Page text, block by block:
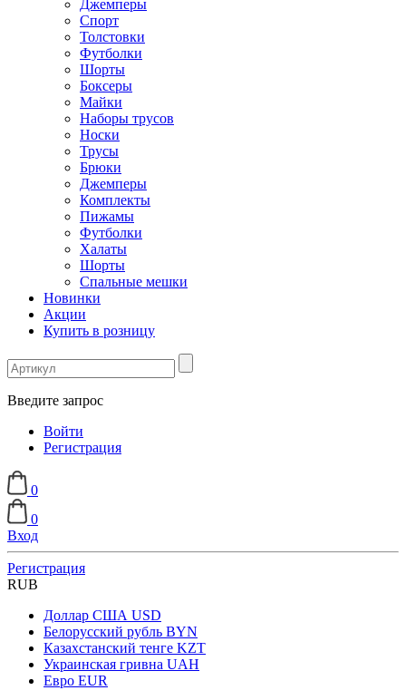
Джемперы
Спорт
Толстовки
Футболки
Шорты
Боксеры
Майки
Наборы трусов
Носки
Трусы
Брюки
Джемперы
Комплекты
Пижамы
Футболки
Халаты
Шорты
Спальные мешки
Новинки
Акции
Купить в розницу
Введите запрос
Войти
Регистрация
0
0
Вход
Регистрация
RUB
Доллар США USD
Белорусский рубль BYN
Казахстанский тенге KZT
Украинская гривна UAH
Евро EUR